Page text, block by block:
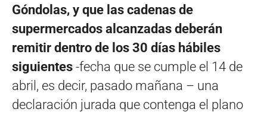
Góndolas, y que las cadenas de
supermercados alcanzadas deberán
remitir dentro de los 30 días hábiles
siguientes -fecha que se cumple el 14 de
abril, es decir, pasado mañana – una
declaración jurada que contenga el plano